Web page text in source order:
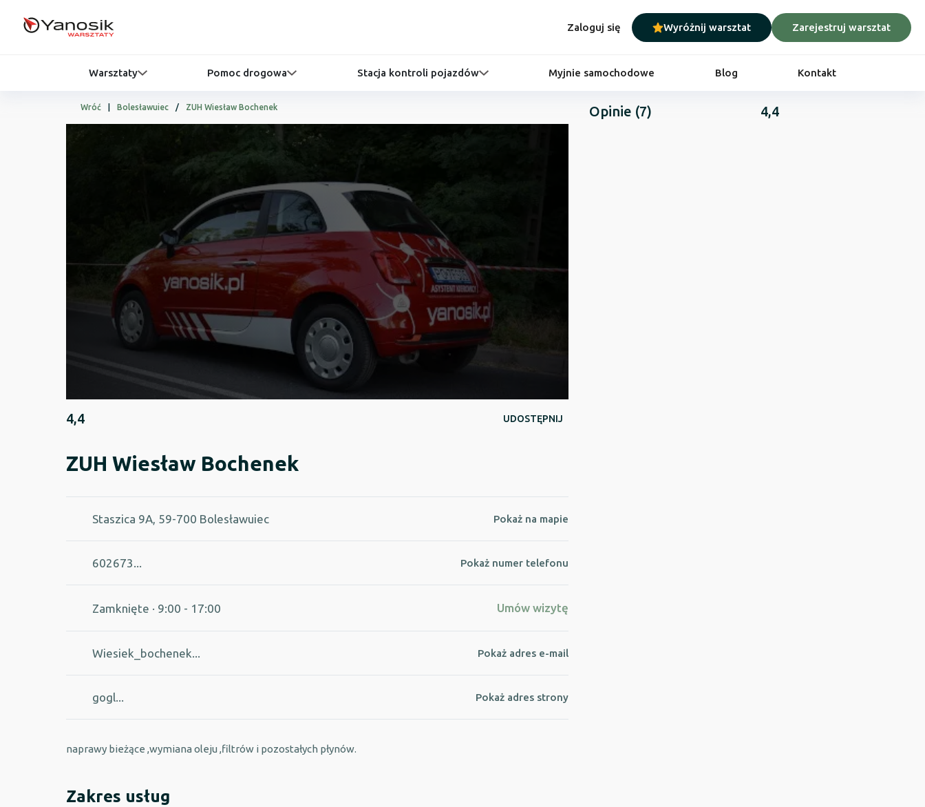
Zaloguj się Wyróżnij warsztat Zarejestruj warsztat
Warsztaty Pomoc drogowa Stacja kontroli pojazdów Myjnie samochodowe Blog Kontakt
Wróć Bolesławuiec / ZUH Wiesław Bochenek
4,4 UDOSTĘPNIJ
ZUH Wiesław Bochenek
Staszica 9A, 59-700 Bolesławuiec Pokaż na mapie
602673... Pokaż numer telefonu
Zamknięte · 9:00 - 17:00 Umów wizytę
Wiesiek_bochenek... Pokaż adres e-mail
gogl... Pokaż adres strony
naprawy bieżące ,wymiana oleju ,filtrów i pozostałych płynów.
Zakres usług
Opinie (7) 4,4